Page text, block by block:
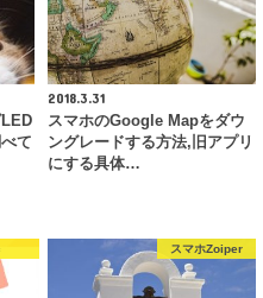
て
2018.3.31
スマホのGoogle Mapをダウ
ングレードする方法,旧アプリ
にする具体…
スマホZoiper